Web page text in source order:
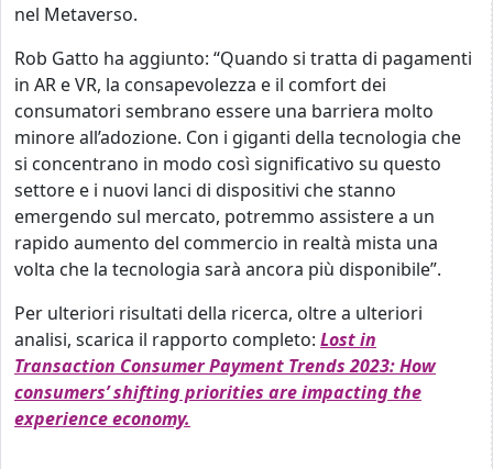
nel Metaverso.
Rob Gatto ha aggiunto: “Quando si tratta di pagamenti
in AR e VR, la consapevolezza e il comfort dei
consumatori sembrano essere una barriera molto
minore all’adozione. Con i giganti della tecnologia che
si concentrano in modo così significativo su questo
settore e i nuovi lanci di dispositivi che stanno
emergendo sul mercato, potremmo assistere a un
rapido aumento del commercio in realtà mista una
volta che la tecnologia sarà ancora più disponibile”.
Per ulteriori risultati della ricerca, oltre a ulteriori
analisi, scarica il rapporto completo: Lost in
Transaction Consumer Payment Trends 2023: How
consumers’ shifting priorities are impacting the
experience economy.